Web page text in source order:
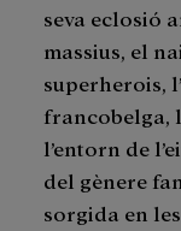
seva eclosió
massius, el
superherois,
francobelga,
l’entorn de
del gènere
sorgida en